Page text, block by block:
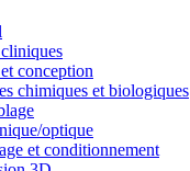
conception
chimiques et biologiques
optique
et conditionnement